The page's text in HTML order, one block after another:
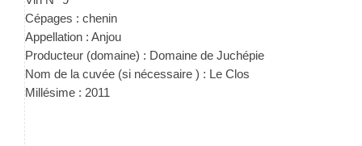
Cépages : chenin
Appellation : Anjou
Producteur (domaine) : Domaine de Juchépie
Nom de la cuvée (si nécessaire ) : Le Clos
Millésime : 2011